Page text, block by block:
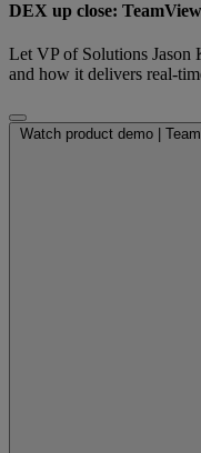
DEX up close:
Let VP of Solutions
and how it delivers real-
Watch product demo |